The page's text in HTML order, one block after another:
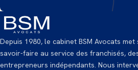
Depuis 1980, le cabinet BSM Avocats
savoir-faire au service des franchisés,
entrepreneurs indépendants. Nous